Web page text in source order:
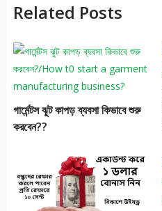
Related Posts
গার্মেন্টস ঝুট কাপড় ব্যবসা কিভাবে শুরু
করবেন??